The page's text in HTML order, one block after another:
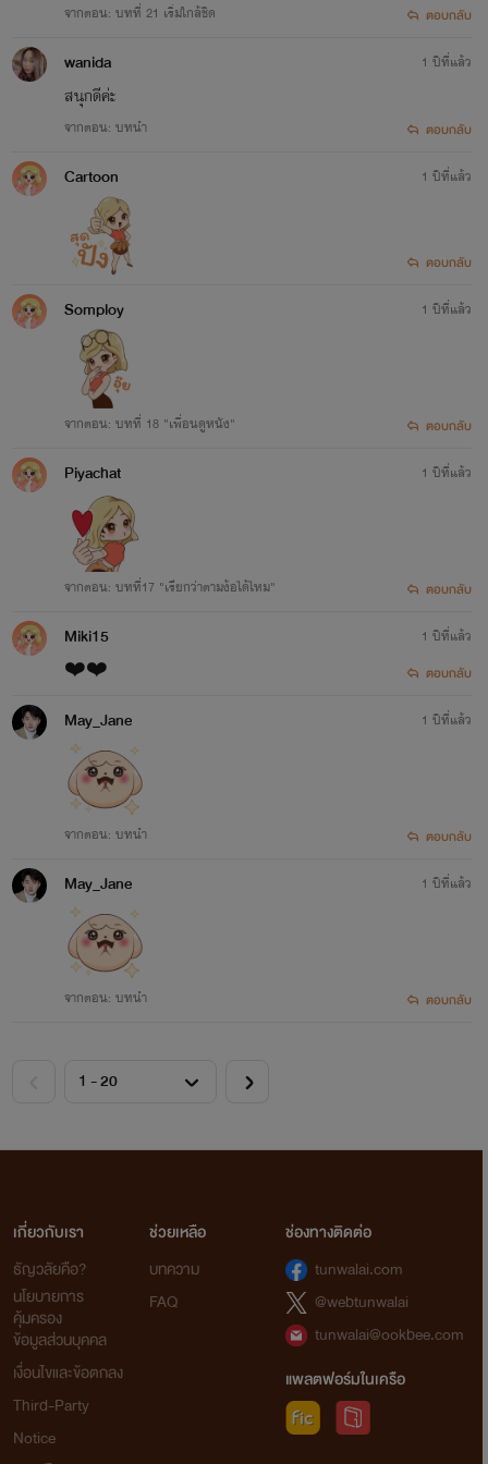
จากตอน: บทที่ 21 เริ่มใกล้ชิด ตอบกลับ
wanida
สนุกดีค่ะ
จากตอน: บทนำ
1 ปีที่แล้ว
ตอบกลับ
Cartoon 1 ปีที่แล้ว
ตอบกลับ
Somploy
จากตอน: บทที่ 18 "เพื่อนดูหนัง"
1 ปีที่แล้ว
ตอบกลับ
Piyachat
จากตอน: บทที่17 "เรียกว่าตามง้อได้ไหม"
1 ปีที่แล้ว
ตอบกลับ
Miki15
❤️❤️
1 ปีที่แล้ว
ตอบกลับ
May_Jane
จากตอน: บทนำ
1 ปีที่แล้ว
ตอบกลับ
May_Jane
จากตอน: บทนำ
1 ปีที่แล้ว
ตอบกลับ
เกี่ยวกับเรา
ธัญวลัยคือ?
นโยบายการ
คุ้มครอง
ข้อมูลส่วนบุคคล
เงื่อนไขและข้อตกลง
Third-Party
Notice
ช่วยเหลือ
บทความ
FAQ
ช่องทางติดต่อ
tunwalai.com
@webtunwalai
tunwalai@ookbee.com
แพลตฟอร์มในเครือ